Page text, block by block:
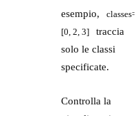
esempio,
classes=
[0, 2, 3]
traccia
solo le classi
specificate.
Controlla la